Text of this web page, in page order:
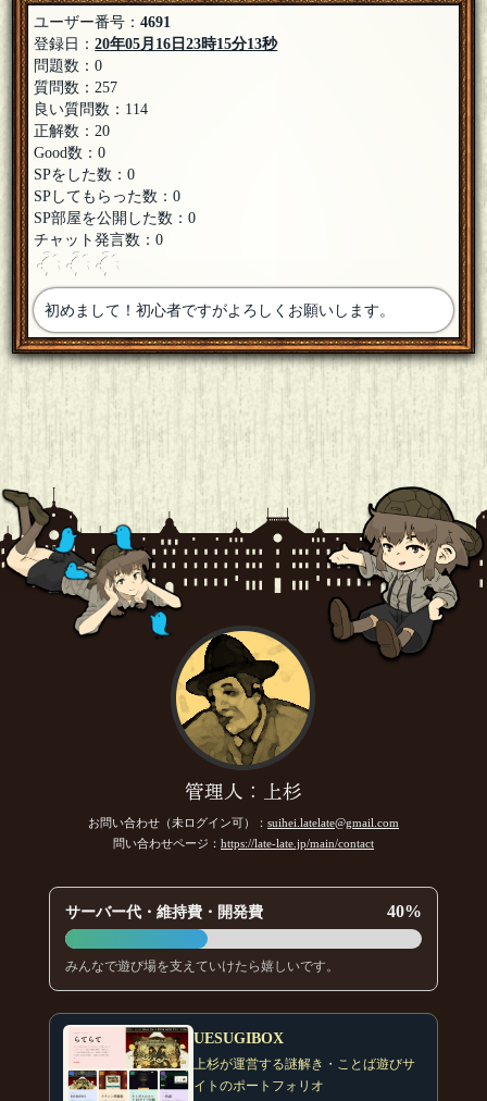
ユーザー番号：4691
登録日：20年05月16日23時15分13秒
問題数：0
質問数：257
良い質問数：114
正解数：20
Good数：0
SPをした数：0
SPしてもらった数：0
SP部屋を公開した数：0
チャット発言数：0
初めまして！初心者ですがよろしくお願いします。
管理人：上杉
お問い合わせ（未ログイン可）： suihei.latelate@gmail.com
問い合わせページ： https://late-late.jp/main/contact
サーバー代・維持費・開発費 40%
みんなで遊び場を支えていけたら嬉しいです。
UESUGIBOX
上杉が運営する謎解き・ことば遊びサ
イトのポートフォリオ